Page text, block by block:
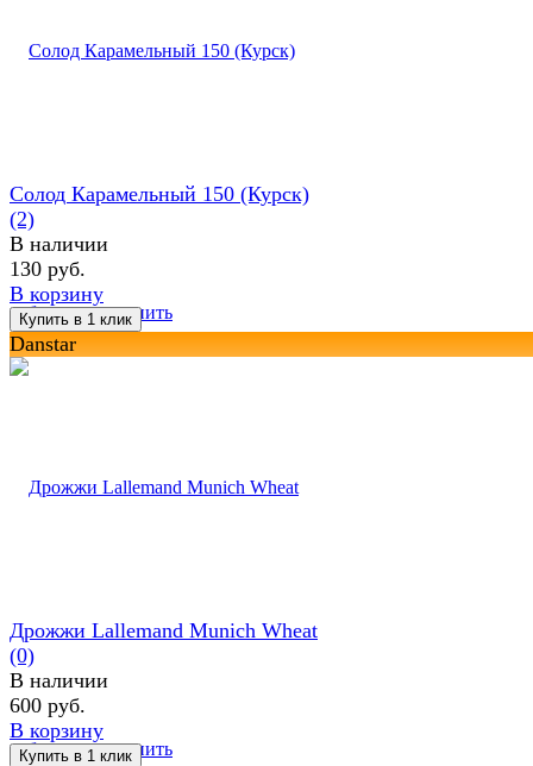
избранное сравнить
Солод Карамельный 150 (Курск)
(2)
В наличии
130 руб.
В корзину
Danstar
избранное сравнить
Дрожжи Lallemand Munich Wheat
(0)
В наличии
600 руб.
В корзину